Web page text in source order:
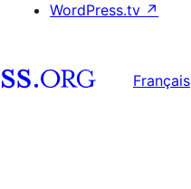
WordPress.tv ↗
Français